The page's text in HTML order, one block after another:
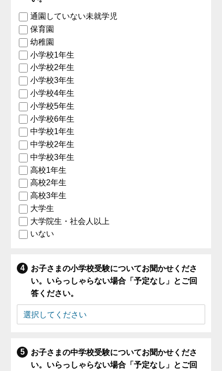
通園していない未就学児
保育園
幼稚園
小学校1年生
小学校2年生
小学校3年生
小学校4年生
小学校5年生
小学校6年生
中学校1年生
中学校2年生
中学校3年生
高校1年生
高校2年生
高校3年生
大学生
大学院生・社会人以上
いない
お子さまの小学校受験についてお聞かせくださ
い。いらっしゃらない場合「予定なし」とご回
答ください。
お子さまの中学校受験についてお聞かせくださ
い。いらっしゃらない場合「予定なし」とご回